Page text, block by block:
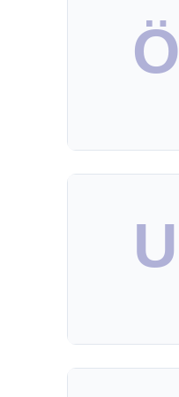
Ö
U